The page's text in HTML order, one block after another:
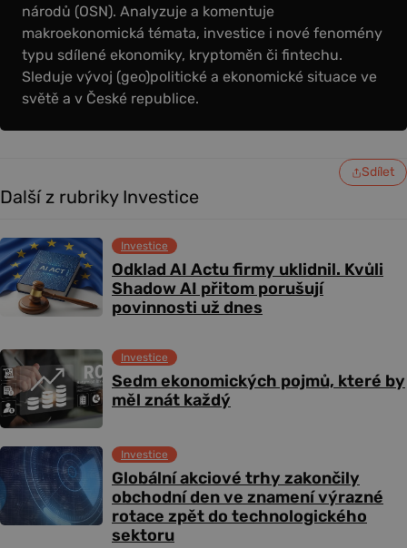
národů (OSN). Analyzuje a komentuje
makroekonomická témata, investice i nové fenomény
typu sdílené ekonomiky, kryptoměn či fintechu.
Sleduje vývoj (geo)politické a ekonomické situace ve
světě a v České republice.
Sdílet
Další z rubriky Investice
Odklad AI Actu firmy uklidnil. Kvůli
Shadow AI přitom porušují
povinnosti už dnes
Investice
Sedm ekonomických pojmů, které by
měl znát každý
Investice
Globální akciové trhy zakončily
obchodní den ve znamení výrazné
rotace zpět do technologického
sektoru
Investice